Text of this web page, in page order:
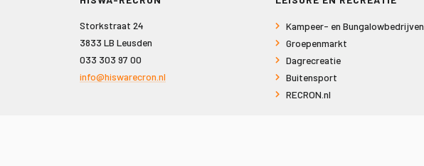
Storkstraat 24
3833 LB Leusden
033 303 97 00
info@hiswarecron.nl
Kampeer- en Bungalowbedrijven
Groepenmarkt
Dagrecreatie
Buitensport
RECRON.nl